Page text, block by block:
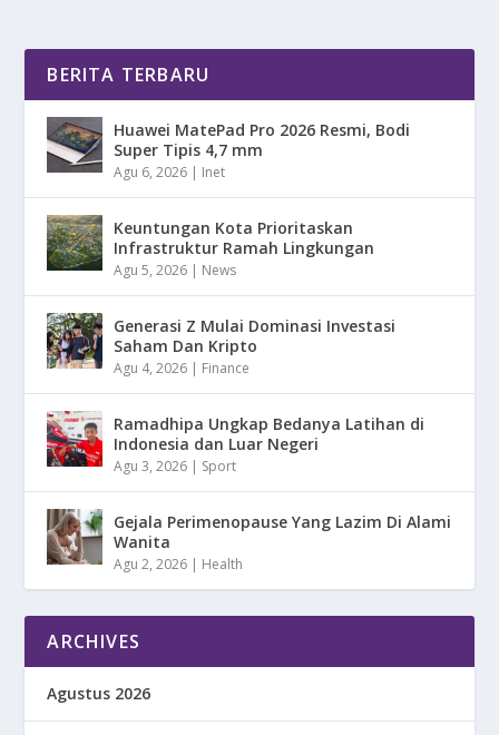
BERITA TERBARU
Huawei MatePad Pro 2026 Resmi, Bodi
Super Tipis 4,7 mm
Agu 6, 2026 | Inet
Keuntungan Kota Prioritaskan
Infrastruktur Ramah Lingkungan
Agu 5, 2026 | News
Generasi Z Mulai Dominasi Investasi
Saham Dan Kripto
Agu 4, 2026 | Finance
Ramadhipa Ungkap Bedanya Latihan di
Indonesia dan Luar Negeri
Agu 3, 2026 | Sport
Gejala Perimenopause Yang Lazim Di Alami
Wanita
Agu 2, 2026 | Health
ARCHIVES
Agustus 2026